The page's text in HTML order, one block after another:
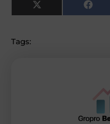
X
(Twitter)
Tags: